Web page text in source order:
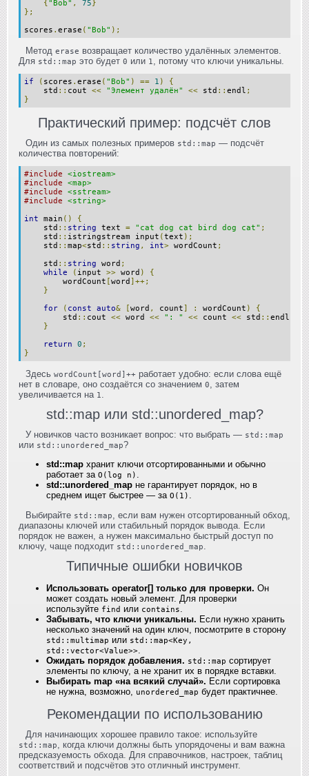
{ "Bob" , 75 }
};
scores . erase ( "Bob" );
Метод erase возвращает количество удалённых элементов.
Для std::map это будет 0 или 1, потому что ключи уникальны.
if ( scores . erase ( "Bob" ) == 1 )
{
std :: cout << "Элемент удалён" << std :: endl ;
}
Практический пример: подсчёт слов
Один из самых полезных примеров std::map — подсчёт
количества повторений:
#include
<iostream>
#include
<map>
#include
<sstream>
#include
<string>
int main ()
{
std :: string text = "cat dog cat bird dog cat" ;
std :: istringstream input (text );
std :: map<std :: string , int> wordCount ;
std :: string word ;
while
( input >> word )
{
wordCount [word ]++;
}
for
( const auto& [word , count] : wordCount )
{
std :: cout << word << ": " << count << std :: endl
}
return
0 ;
}
Здесь wordCount[word]++ работает удобно: если слова ещё
нет в словаре, оно создаётся со значением 0
, затем
увеличивается на 1
std::map или std::unordered_map?
У новичков часто возникает вопрос: что выбрать — std::map
или std::unordered_map?
std::map хранит ключи отсортированными и обычно
работает за O(log n) .
std::unordered_map не гарантирует порядок, но в
среднем ищет быстрее — за O(1) .
Выбирайте std::map
, если вам нужен отсортированный обход,
диапазоны ключей или стабильный порядок вывода. Если
порядок не важен, а нужен максимально быстрый доступ по
ключу, чаще подходит std::unordered_map
Типичные ошибки новичков
Использовать operator[] только для проверки. Он
может создать новый элемент. Для проверки
используйте find или contains.
Забывать, что ключи уникальны. Если нужно хранить
несколько значений на один ключ, посмотрите в сторону
std::multimap или std::map<Key,
std::vector<Value>>.
Ожидать порядок добавления. std::map сортирует
элементы по ключу, а не хранит их в порядке вставки.
Выбирать map «на всякий случай». Если сортировка
не нужна, возможно, unordered_map будет практичнее.
Рекомендации по использованию
Для начинающих хорошее правило такое: используйте
std::map
, когда ключи должны быть упорядочены и вам важна
предсказуемость обхода. Для справочников, настроек, таблиц
соответствий и подсчётов это отличный инструмент.